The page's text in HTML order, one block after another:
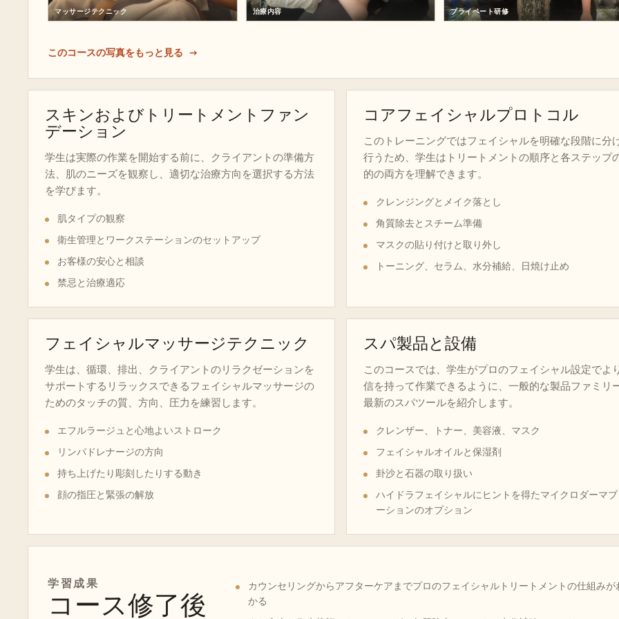
マッサージテクニック 治療内容 プライベート研修
このコースの写真をもっと見る
スキンおよびトリートメントファン
デーション
学生は実際の作業を開始する前に、クライアントの準備方
法、肌のニーズを観察し、適切な治療方向を選択する方法
を学びます。
肌タイプの観察
衛生管理とワークステーションのセットアップ
お客様の安心と相談
禁忌と治療適応
コアフェイシャルプロトコル
このトレーニングではフェイシャルを明確な段階に分
行うため、学生はトリートメントの順序と各ステップ
的の両方を理解できます。
クレンジングとメイク落とし
角質除去とスチーム準備
マスクの貼り付けと取り外し
トーニング、セラム、水分補給、日焼け止め
フェイシャルマッサージテクニック
学生は、循環、排出、クライアントのリラクゼーションを
サポートするリラックスできるフェイシャルマッサージの
ためのタッチの質、方向、圧力を練習します。
エフルラージュと心地よいストローク
リンパドレナージの方向
持ち上げたり彫刻したりする動き
顔の指圧と緊張の解放
スパ製品と設備
このコースでは、学生がプロのフェイシャル設定でよ
信を持って作業できるように、一般的な製品ファミリ
最新のスパツールを紹介します。
クレンザー、トナー、美容液、マスク
フェイシャルオイルと保湿剤
卦沙と石器の取り扱い
ハイドラフェイシャルにヒントを得たマイクロダーマブ
ーションのオプション
学習成果
コース修了後
カウンセリングからアフターケアまでプロのフェイシャルトリートメントの仕組みが
かる